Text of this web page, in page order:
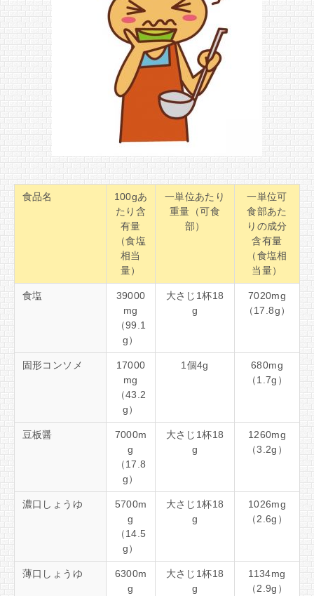
食品名
100gあ
たり含
有量
（食塩
相当
量）
一単位あたり
重量（可食
部）
一単位可
食部あた
りの成分
含有量
（食塩相
当量）
食塩
39000
mg
（99.1
g）
大さじ1杯18
g
7020mg
（17.8g）
固形コンソメ
17000
mg
（43.2
g）
1個4g
680mg
（1.7g）
豆板醤
7000m
g
（17.8
g）
大さじ1杯18
g
1260mg
（3.2g）
濃口しょうゆ
5700m
g
（14.5
g）
大さじ1杯18
g
1026mg
（2.6g）
薄口しょうゆ
6300m
g
大さじ1杯18
g
1134mg
（2.9g）